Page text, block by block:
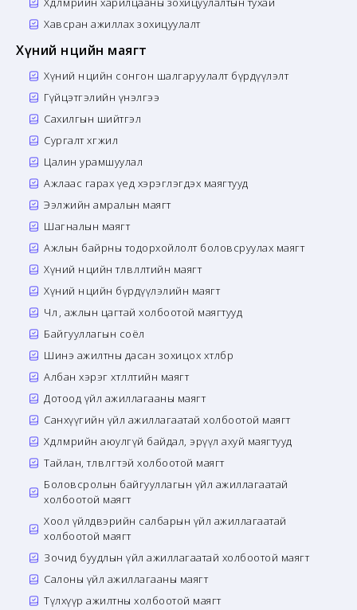
Хавсран ажиллах зохицуулалт
Хүний нөөцийн маягт
Хүний нөөцийн сонгон шалгаруулалт бүрдүүлэлт
Гүйцэтгэлийн үнэлгээ
Сахилгын шийтгэл
Сургалт хөгжил
Цалин урамшуулал
Ажлаас гарах үед хэрэглэгдэх маягтууд
Ээлжийн амралын маягт
Шагналын маягт
Ажлын байрны тодорхойлолт боловсруулах маягт
Хүний нөөцийн төлөвлөлтийн маягт
Хүний нөөцийн бүрдүүлэлийн маягт
Чөлөө, ажлын цагтай холбоотой маягтууд
Байгууллагын соёл
Шинэ ажилтны дасан зохицох хөтөлбөр
Албан хэрэг хөтлөлтийн маягт
Дотоод үйл ажиллагааны маягт
Санхүүгийн үйл ажиллагаатай холбоотой маягт
Хөдөлмөрийн аюулгүй байдал, эрүүл ахуй маягтууд
Тайлан, төлөвлөгөөтэй холбоотой маягт
Боловсролын байгууллагын үйл ажиллагаатай
холбоотой маягт
Хоол үйлдвэрийн салбарын үйл ажиллагаатай
холбоотой маягт
Зочид буудлын үйл ажиллагаатай холбоотой маягт
Салоны үйл ажиллагааны маягт
Түлхүүр ажилтны холбоотой маягт